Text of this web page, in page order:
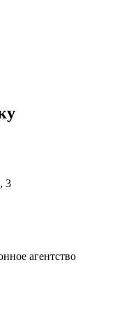
3
агентство